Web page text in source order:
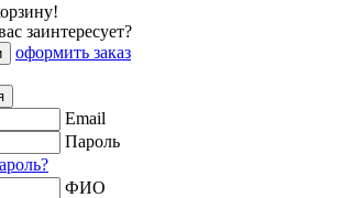
заинтересует?
оформить заказ
Email
Пароль
ФИО